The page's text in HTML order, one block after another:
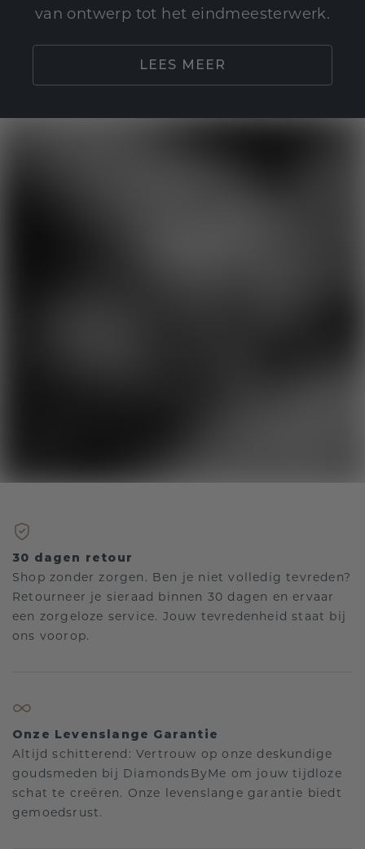
van ontwerp tot het eindmeesterwerk.
LEES MEER
30 dagen retour
Shop zonder zorgen. Ben je niet volledig tevreden?
Retourneer je sieraad binnen 30 dagen en ervaar
een zorgeloze service. Jouw tevredenheid staat bij
ons voorop.
Onze Levenslange Garantie
Altijd schitterend: Vertrouw op onze deskundige
goudsmeden bij DiamondsByMe om jouw tijdloze
schat te creëren. Onze levenslange garantie biedt
gemoedsrust.